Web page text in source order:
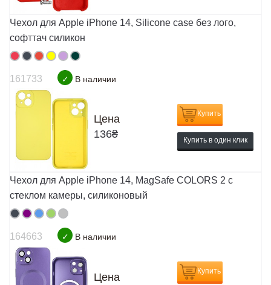
Чехол для Apple iPhone 14, Silicone case без лого,
софттач силикон
161733 ✓ В наличии
Цена
136₴
Купить
Купить в один клик
Чехол для Apple iPhone 14, MagSafe COLORS 2 с
стеклом камеры, силиконовый
164663 ✓ В наличии
Цена
Купить